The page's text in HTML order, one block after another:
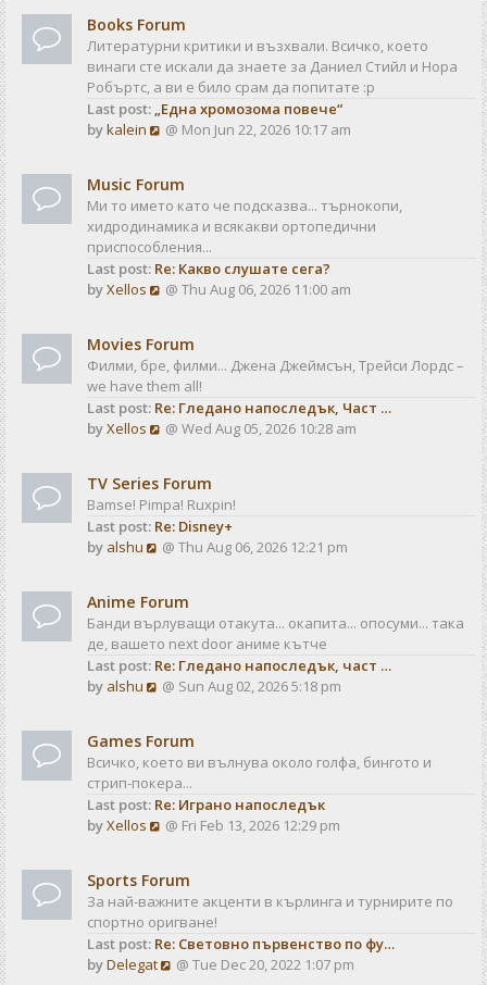
p
o
s
w
t
h
e
l
a
s
t
p
o
s
Books Forum
Литературни критики и възхвали. Всичко, което
винаги сте искали да знаете за Даниел Стийл и Нора
Робъртс, а ви е било срам да попитате :р
Last post: „Една хромозома повече“
bykalein
V
w
t
h
e
l
a
s
t
p
o
s
@ Mon Jun 22, 2026 10:17 am
Music Forum
Ми то името като че подсказва... търнокопи,
хидродинамика и всякакви ортопедични
приспособления...
Last post: Re: Какво слушате сега?
byXellos
V
w
t
h
e
t
e
s
t
p
s
t
@ Thu Aug 06, 2026 11:00 am
Movies Forum
Филми, бре, филми... Джена Джеймсън, Трейси Лордс –
we have them all!
Last post: Re: Гледано напоследък, Част …
byXellos
V
w
t
h
e
e
s
t
p
s
t
@ Wed Aug 05, 2026 10:28 am
TV Series Forum
Bamse! Pimpa! Ruxpin!
Last post: Re: Disney+
by alshu
V
w
t
h
e
e
s
t
p
o
t
@ Thu Aug 06, 2026 12:21 pm
Anime Forum
Банди върлуващи отакута... окапита... опосуми... така
де, вашето next door аниме кътче
Last post: Re: Гледано напоследък, част …
by alshu
V
w
t
h
e
l
e
s
t
p
o
@ Sun Aug 02, 2026 5:18 pm
Games Forum
Всичко, което ви вълнува около голфа, бингото и
стрип-покера...
Last post: Re: Играно напоследък
byXellos
V
w
t
h
e
l
@ Fri Feb 13, 2026 12:29 pm
Sports Forum
За най-важните акценти в кърлинга и турнирите по
спортно оригване!
Last post: Re: Световно първенство по фу…
byDelegat
V@ Tue Dec 20, 2022 1:07 pm